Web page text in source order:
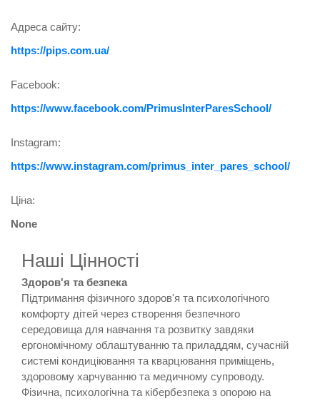
Адреса сайту:
https://pips.com.ua/
Facebook:
https://www.facebook.com/PrimusInterParesSchool/
Instagram:
https://www.instagram.com/primus_inter_pares_school/
Ціна:
None
Наші Цінності
Здоров'я та безпека
Підтримання фізичного здоров'я та психологічного
комфорту дітей через створення безпечного
середовища для навчання та розвитку завдяки
ергономічному облаштуванню та приладдям, сучасній
системі кондиціювання та кварцювання приміщень,
здоровому харчуванню та медичному супроводу.
Фізична, психологічна та кібербезпека з опорою на